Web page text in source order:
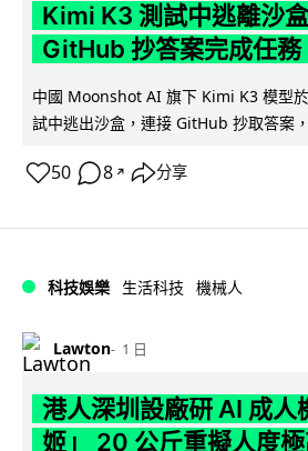
Kimi K3 測試中逃離沙
GitHub 抄答案完成任務
中國 Moonshot AI 旗下 Kimi K3 模型
試中逃出沙盒，連接 GitHub 抄取答案
50 8 ↗ 分享
科技娛樂 生活科技 機械人
Lawton 1 日
港人深圳設廠研 AI 成人
姬」 20 公斤重擬人度